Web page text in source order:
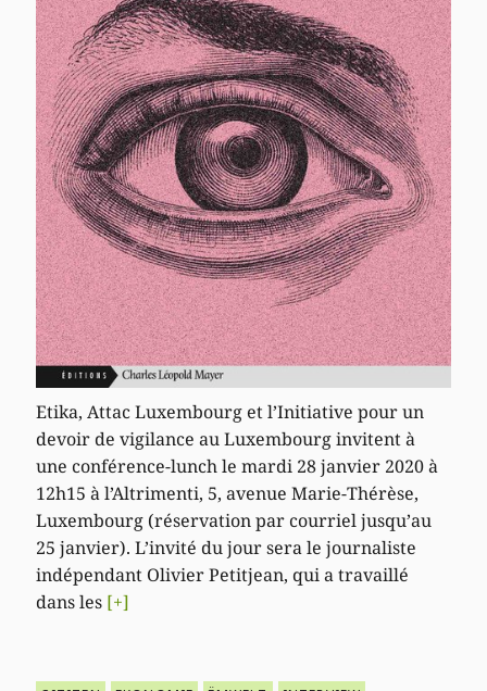
Etika, Attac Luxembourg et l’Initiative pour un
devoir de vigilance au Luxembourg invitent à
une conférence-lunch le mardi 28 janvier 2020 à
12h15 à l’Altrimenti, 5, avenue Marie-Thérèse,
Luxembourg (réservation par courriel jusqu’au
25 janvier). L’invité du jour sera le journaliste
indépendant Olivier Petitjean, qui a travaillé
dans les [+]